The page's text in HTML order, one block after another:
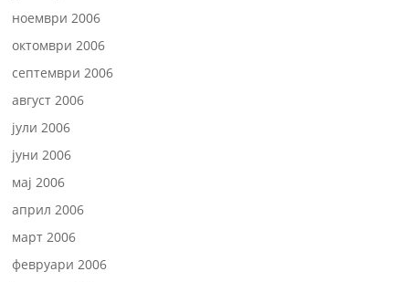
ноември 2006
октомври 2006
септември 2006
август 2006
јули 2006
јуни 2006
мај 2006
април 2006
март 2006
февруари 2006